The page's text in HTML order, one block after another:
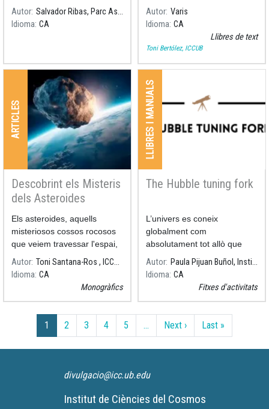
Autor
Salvador Ribas, Parc Astronòmic del Montsec
Idioma CA
una piscina de mel? Per què
el càncer no afecta igual a
totes les espècies?
Autor Varis
Idioma CA
Llibres de text
Toni Bertólez, ICCUB
ARTICLES
Descobrint els Misteris
dels Asteroides
Els asteroides, aquells
misteriosos cossos rocosos
que veiem travessar l'espai,
continuen fascinant els
científics amb els seus
secrets. Però, com es
formen aquests objectes
Autor
Toni Santana-Ros , ICCUB-UA
Idioma CA
Monogràfics
LLIBRES I MANUALS
The Hubble tuning fork
L’univers es coneix
globalment com
absolutament tot allò que
existeix, des dels objectes
més petits fins a galàxies
senceres, nebuloses o tots
Autor
Paula Pijuan Buñol, Institut Guindàvols
Idioma CA
Fitxes d'activitats
Paginació
1 2 3 4 5 … Next ›Pàgina següent
Last »
divulgacio@icc.ub.edu
Institut de Ciències del Cosmos